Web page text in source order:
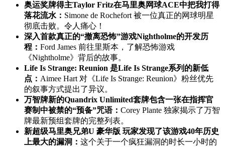
奥运奖牌得主Taylor Fritz在马里奥网球ACE中把我打得
落花流水： Simone de Rochefort 被一位真正的网球明星
彻底击败。令人痛心！
深入首款真正的“撤离恐怖”游戏Nightholme的开发历
程： Ford James 前往里斯本，了解恐怖游戏
《Nightholme》背后的故事。
Life Is Strange: Reunion 是Life Is Strange系列的新低
点： Aimee Hart 对《Life Is Strange: Reunion》粉丝优先
的叙事方式提出了异议。
万智牌新的Quandrix Unlimited套牌包含一张在指挥官
赛制中被禁的“预备”咒语： Corey Plante 独家揭示了万智
牌最新预组套牌的完整列表。
新超级马里奥兄弟U 豪华版 玩家发现了该游戏40年历史
上最大的漏洞： 这个关于一个疯狂漏洞的时长一小时的